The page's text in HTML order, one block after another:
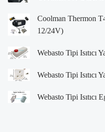
Coolman Thermon
12/24V)
Webasto Tipi Isıtıcı
Webasto Tipi Isıtıcı
Webasto Tipi Isıtıcı